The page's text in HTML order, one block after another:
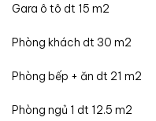
Gara ô tô dt 15 m2
Phòng khách dt 30 m2
Phòng bếp + ăn dt 21 m2
Phòng ngủ 1 dt 12.5 m2